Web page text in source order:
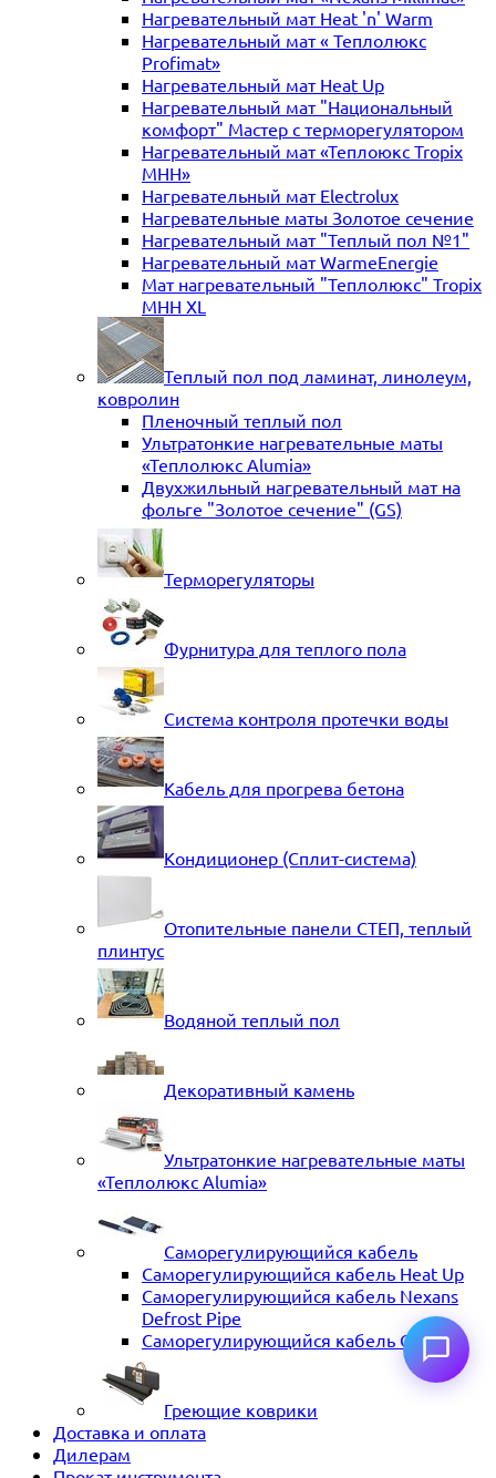
Нагревательный мат Heat 'n' Warm
Нагревательный мат « Теплолюкс
Profimat»
Нагревательный мат Heat Up
Нагревательный мат "Национальный
комфорт" Мастер с терморегулятором
Нагревательный мат «Теплоюкс Tropix
MHH»
Нагревательный мат Electrolux
Нагревательные маты Золотое сечение
Нагревательный мат "Теплый пол №1"
Нагревательный мат WarmeEnergie
Мат нагревательный "Теплолюкс" Tropix
МНН XL
Теплый пол под ламинат, линолеум,
ковролин
Пленочный теплый пол
Ультратонкие нагревательные маты
«Теплолюкс Alumia»
Двухжильный нагревательный мат на
фольге "Золотое сечение" (GS)
Терморегуляторы
Фурнитура для теплого пола
Система контроля протечки воды
Кабель для прогрева бетона
Кондиционер (Сплит-система)
Отопительные панели СТЕП, теплый
плинтус
Водяной теплый пол
Декоративный камень
Ультратонкие нагревательные маты
«Теплолюкс Alumia»
Саморегулирующийся кабель
Саморегулирующийся кабель Heat Up
Саморегулирующийся кабель Nexans
Defrost Pipe
Саморегулирующийся кабель ССТ
Греющие коврики
Доставка и оплата
Дилерам